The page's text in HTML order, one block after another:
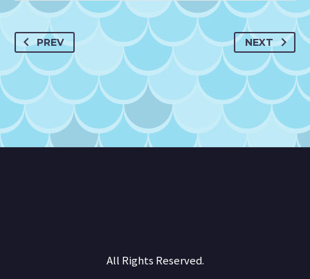
PREV NEXT
All Rights Reserved.